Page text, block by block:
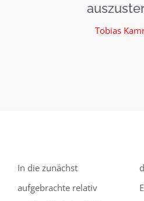
Tobias
In die zunächst
aufgebrachte relativ